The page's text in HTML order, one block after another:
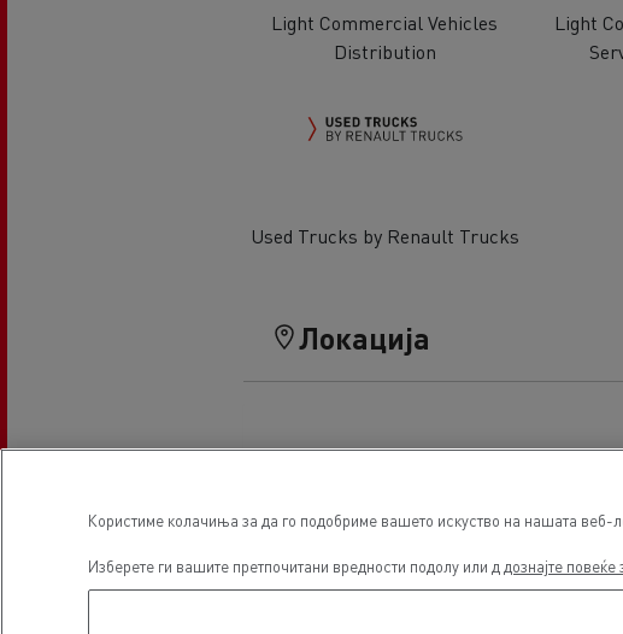
Light Commercial Vehicles
Distribution
Light
Used Trucks by Renault Trucks
Локација
Користиме колачиња за да го подобриме вашето искуство на нашата веб-
Изберете ги вашите претпочитани вредности подолу или д дознајте